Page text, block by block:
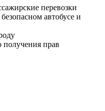
перевозки
автобусе и
прав